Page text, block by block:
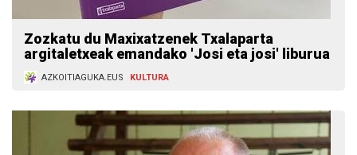
Zozkatu du Maxixatzenek Txalaparta
argitaletxeak emandako 'Josi eta josi' liburua
AZKOITIAGUKA.EUS KULTURA